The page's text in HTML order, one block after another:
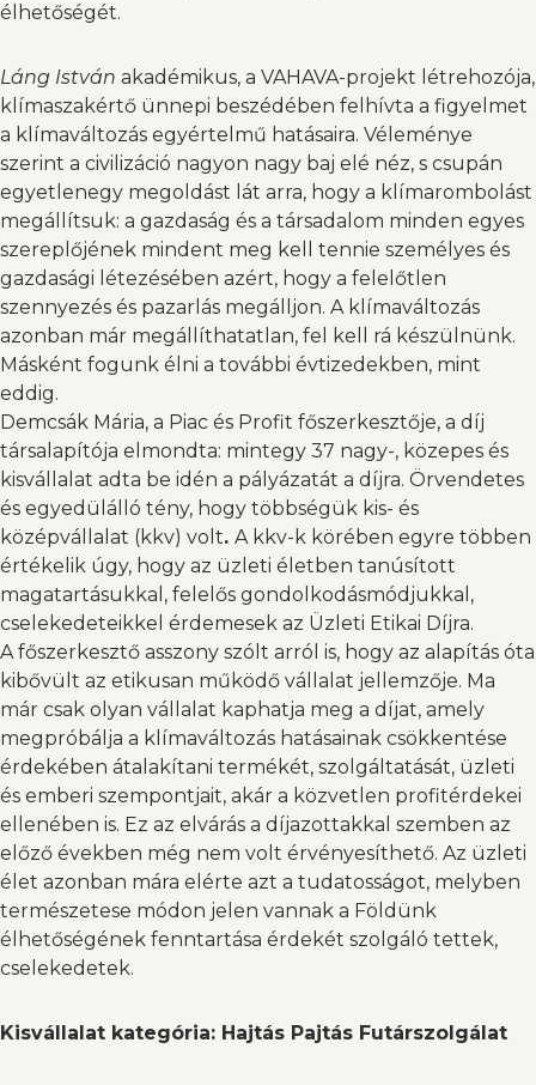
élhetőségét.
Láng István akadémikus, a VAHAVA-projekt létrehozója,
klímaszakértő ünnepi beszédében felhívta a figyelmet
a klímaváltozás egyértelmű hatásaira. Véleménye
szerint a civilizáció nagyon nagy baj elé néz, s csupán
egyetlenegy megoldást lát arra, hogy a klímarombolást
megállítsuk: a gazdaság és a társadalom minden egyes
szereplőjének mindent meg kell tennie személyes és
gazdasági létezésében azért, hogy a felelőtlen
szennyezés és pazarlás megálljon. A klímaváltozás
azonban már megállíthatatlan, fel kell rá készülnünk.
Másként fogunk élni a további évtizedekben, mint
eddig.
Demcsák Mária, a Piac és Profit főszerkesztője, a díj
társalapítója elmondta: mintegy 37 nagy-, közepes és
kisvállalat adta be idén a pályázatát a díjra. Örvendetes
és egyedülálló tény, hogy többségük kis- és
középvállalat (kkv) volt. A kkv-k körében egyre többen
értékelik úgy, hogy az üzleti életben tanúsított
magatartásukkal, felelős gondolkodásmódjukkal,
cselekedeteikkel érdemesek az Üzleti Etikai Díjra.
A főszerkesztő asszony szólt arról is, hogy az alapítás óta
kibővült az etikusan működő vállalat jellemzője. Ma
már csak olyan vállalat kaphatja meg a díjat, amely
megpróbálja a klímaváltozás hatásainak csökkentése
érdekében átalakítani termékét, szolgáltatását, üzleti
és emberi szempontjait, akár a közvetlen profitérdekei
ellenében is. Ez az elvárás a díjazottakkal szemben az
előző években még nem volt érvényesíthető. Az üzleti
élet azonban mára elérte azt a tudatosságot, melyben
természetese módon jelen vannak a Földünk
élhetőségének fenntartása érdekét szolgáló tettek,
cselekedetek.
Kisvállalat kategória: Hajtás Pajtás Futárszolgálat